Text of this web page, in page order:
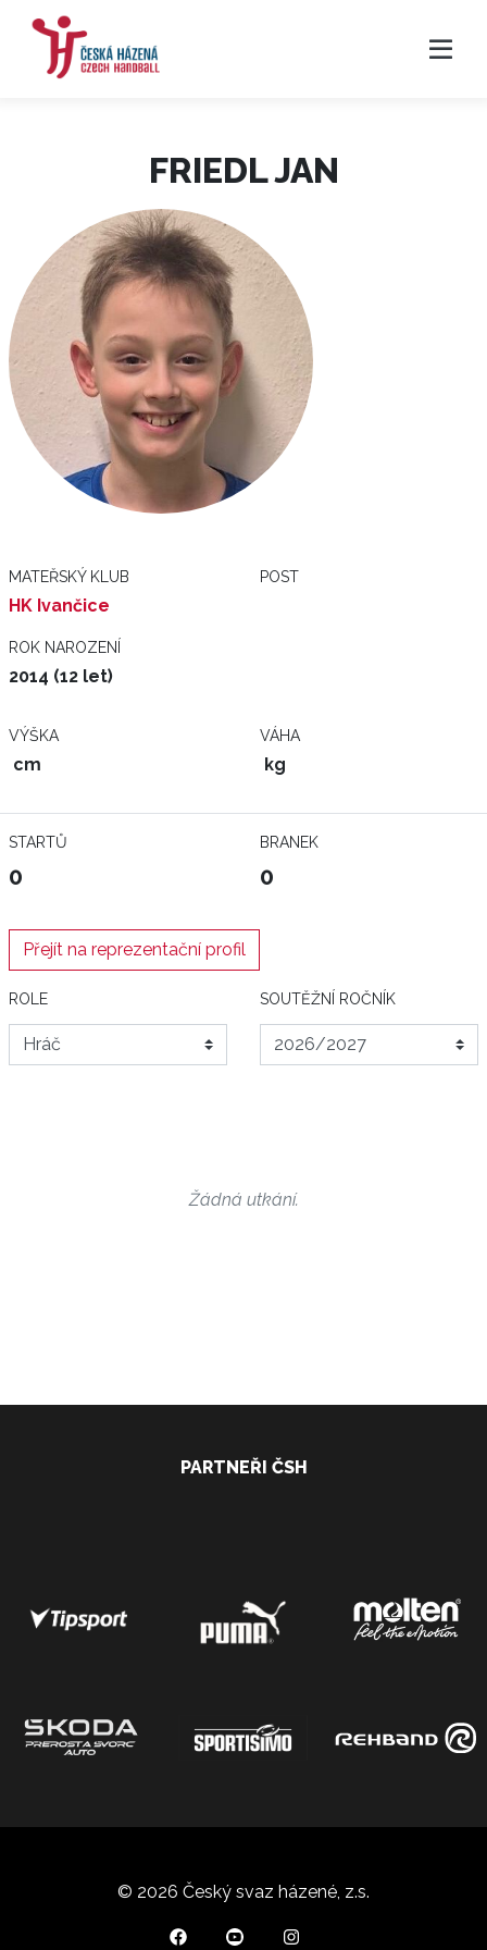
FRIEDL JAN
MATEŘSKÝ KLUB
HK Ivančice
POST
ROK NAROZENÍ
2014 (12 let)
VÝŠKA
cm
VÁHA
kg
STARTŮ
0
BRANEK
0
Přejít na reprezentační profil
ROLE SOUTĚŽNÍ ROČNÍK
Žádná utkání.
PARTNEŘI ČSH
© 2026 Český svaz házené, z.s.